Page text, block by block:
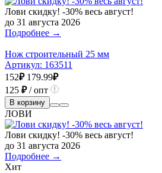
Лови скидку! -30% весь август!
до 31 августа 2026
Подробнее →
Нож строительный 25 мм
Артикул: 163511
152₽ 179.99₽
125 ₽/ опт
В корзину
ЛОВИ
Лови скидку! -30% весь август!
до 31 августа 2026
Подробнее →
Хит